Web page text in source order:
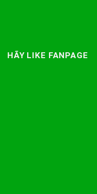
HÃY LIKE FANPAGE